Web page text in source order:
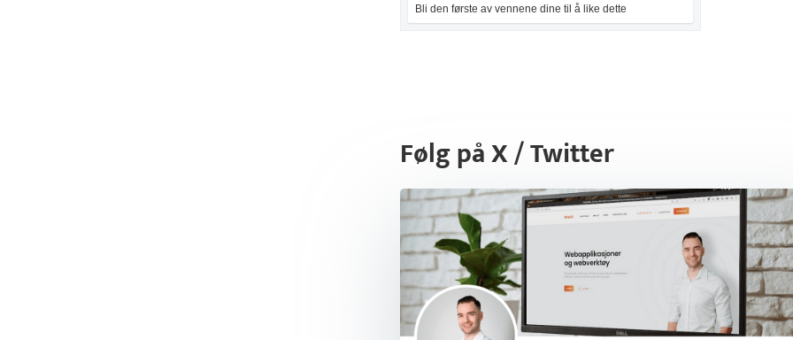
Bli den første av vennene dine til å like dette
Følg på X / Twitter